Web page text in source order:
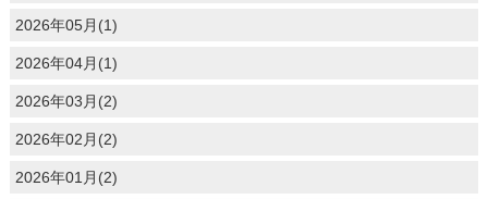
2026年05月(1)
2026年04月(1)
2026年03月(2)
2026年02月(2)
2026年01月(2)